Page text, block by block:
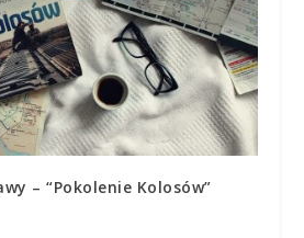
– “Pokolenie Kolosów”